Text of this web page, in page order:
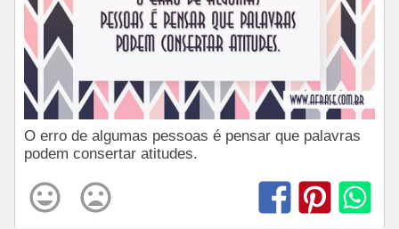
O erro de algumas pessoas é pensar que palavras
podem consertar atitudes.